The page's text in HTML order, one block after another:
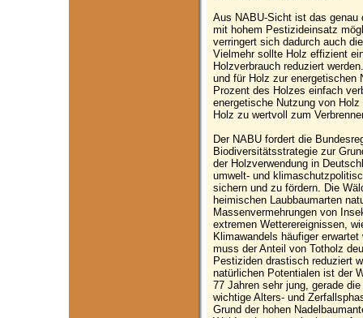
Aus NABU-Sicht ist das genau
mit hohem Pestizideinsatz
verringert sich dadurch auch
Vielmehr sollte Holz effizient
Holzverbrauch reduziert
und für Holz zur energetischen
Prozent des Holzes einfach
energetische Nutzung von
Holz zu wertvoll zum
Der NABU fordert die
Biodiversitätsstrategie zur
der Holzverwendung in
umwelt- und
sichern und zu fördern. Die
heimischen Laubbaumarten
Massenvermehrungen von
extremen Wetterereignissen,
Klimawandels häufiger
muss der Anteil von Totholz
Pestiziden drastisch reduziert
natürlichen Potentialen ist der
77 Jahren sehr jung, gerade
wichtige Alters- und
Grund der hohen